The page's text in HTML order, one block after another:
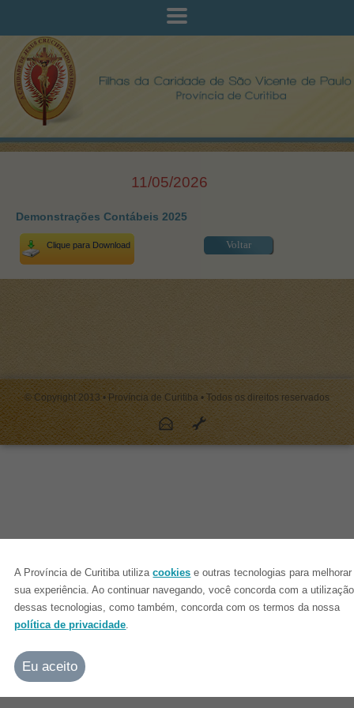
11/05/2026
Demonstrações Contábeis 2025
Clique para Download Voltar
© Copyright 2013 • Província de Curitiba • Todos os direitos reservados
A Província de Curitiba utilizacookies e outras tecnologias para melhorar
sua experiência. Ao continuar navegando, você concorda com a utilização
dessas tecnologias, como também, concorda com os termos da nossa
política de privacidade
Eu aceito